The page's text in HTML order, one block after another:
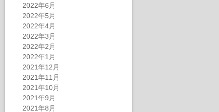
2022年6月
2022年5月
2022年4月
2022年3月
2022年2月
2022年1月
2021年12月
2021年11月
2021年10月
2021年9月
2021年8月